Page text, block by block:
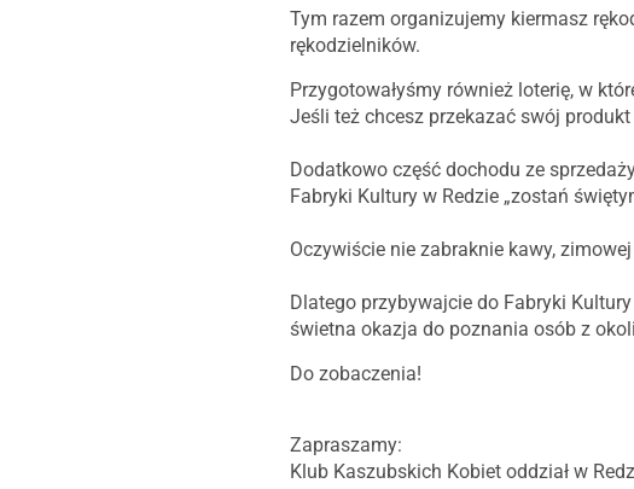
Tym razem organizujemy kiermasz
rękodzielników.
Przygotowałyśmy również loterię, w
Jeśli też chcesz przekazać swój
Dodatkowo część dochodu ze
Fabryki Kultury w Redzie „zostań
Oczywiście nie zabraknie kawy,
Dlatego przybywajcie do Fabryki
świetna okazja do poznania osób z
Do zobaczenia!
Zapraszamy:
Klub Kaszubskich Kobiet oddział w